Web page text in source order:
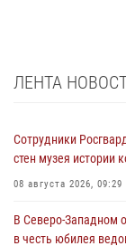
ЛЕНТА
Сотрудники
стен музея истории
08 августа 2026, 09:29
В Северо-Западном
в честь юбилея